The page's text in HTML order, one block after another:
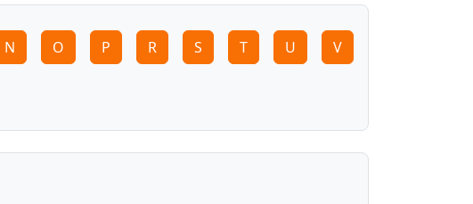
N O P R S T U V